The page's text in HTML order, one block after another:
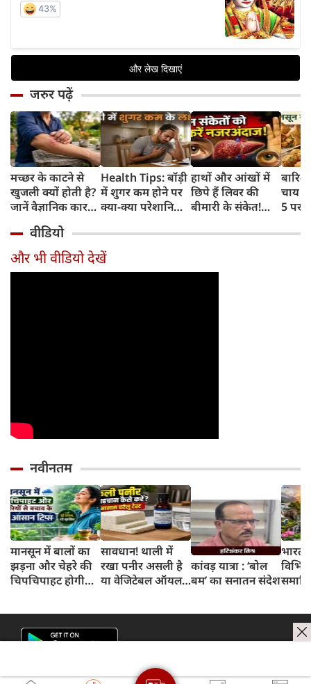
जरुर पढ़ें
मच्छर के काटने से
खुजली क्यों होती है?
जानें वैज्ञानिक कारण
Health Tips: बॉड़ी
में शुगर कम होने पर
क्या-क्या परेशानियां
बातें
हाथों और आंखों में
छिपे हैं लिवर की
बीमारी के संकेत!
नजरअंदाज
चाय
5
वीडियो
और भी वीडियो देखें
नवीनतम
मानसून में बालों का
झड़ना और चेहरे की
चिपचिपाहट होगी
ये 5 लाइफस्टाइल
टिप्स
सावधान! थाली में
रखा पनीर असली है
या वेजिटेबल ऑयल
जानें सच्चाई
कांवड़ यात्रा : ‘बोल
बम’ का सनातन संदेश
भारत